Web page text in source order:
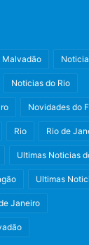
Malvadão
Noticias do Rio
Novidades do
Rio Rio de
Ultimas Noticias
Ultimas
Janeiro